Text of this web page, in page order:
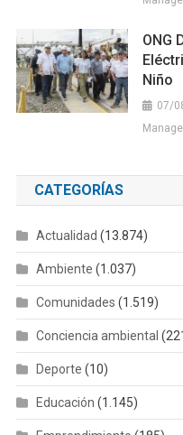
ONG
Niño
07/
CATEGORÍAS
Actualidad (13.874)
Ambiente (1.037)
Comunidades (1.519)
Conciencia ambiental
Deporte (10)
Educación (1.145)